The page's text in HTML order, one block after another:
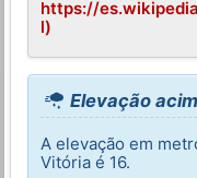
https://
l)
Elevação
A elevação em
Vitória é 16.